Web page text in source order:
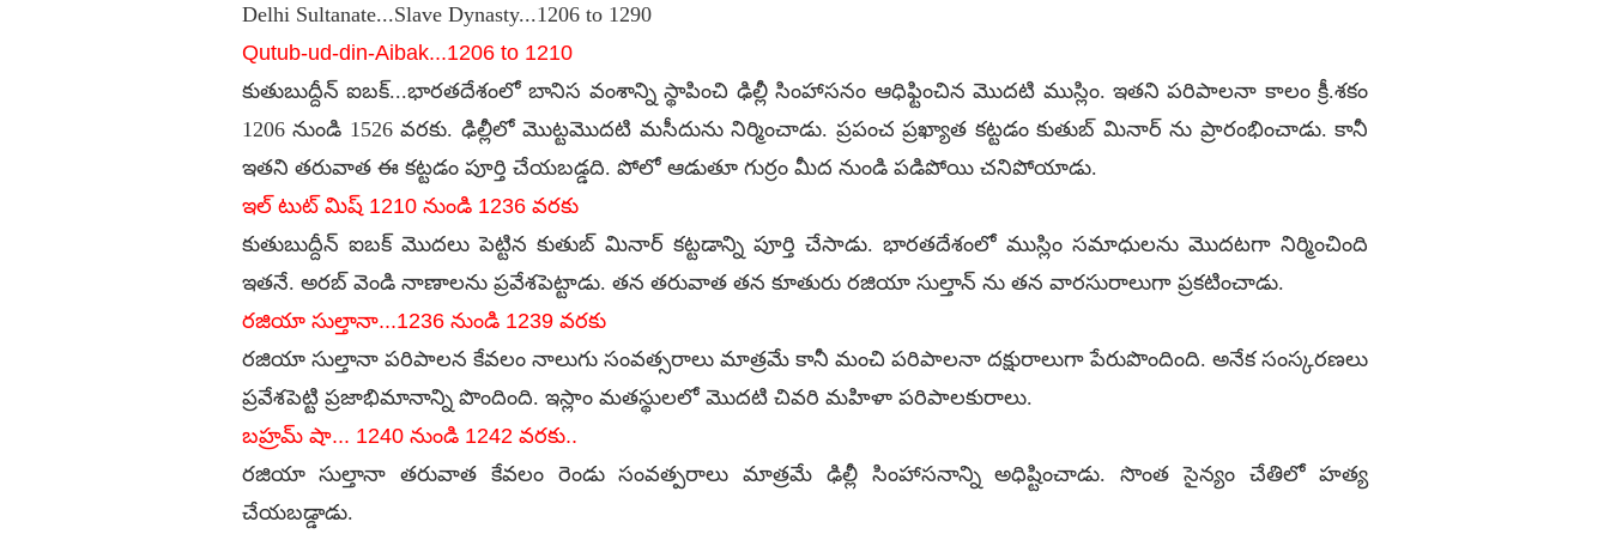
Delhi Sultanate...Slave Dynasty...1206 to 1290
Qutub-ud-din-Aibak...1206 to 1210
కుతుబుద్దీన్ ఐబక్...భారతదేశంలో బానిస వంశాన్ని స్థాపించి ఢిల్లీ సింహాసనం ఆధిఫ్టించిన మొదటి ముస్లిం. ఇతని పరిపాలనా కాలం క్రీ.శకం
1206 నుండి 1526 వరకు. ఢిల్లీలో మొట్టమొదటి మసీదును నిర్మించాడు. ప్రపంచ ప్రఖ్యాత కట్టడం కుతుబ్ మినార్ ను ప్రారంభించాడు. కానీ
ఇతని తరువాత ఈ కట్టడం పూర్తి చేయబడ్డది. పోలో ఆడుతూ గుర్రం మీద నుండి పడిపోయి చనిపోయాడు.
ఇల్ టుట్ మిష్ 1210 నుండి 1236 వరకు
కుతుబుద్దీన్ ఐబక్ మొదలు పెట్టిన కుతుబ్ మినార్ కట్టడాన్ని పూర్తి చేసాడు. భారతదేశంలో ముస్లిం సమాధులను మొదటగా నిర్మించింది
ఇతనే. అరబ్ వెండి నాణాలను ప్రవేశపెట్టాడు. తన తరువాత తన కూతురు రజియా సుల్తాన్ ను తన వారసురాలుగా ప్రకటించాడు.
రజియా సుల్తానా...1236 నుండి 1239 వరకు
రజియా సుల్తానా పరిపాలన కేవలం నాలుగు సంవత్సరాలు మాత్రమే కానీ మంచి పరిపాలనా దక్షురాలుగా పేరుపొందింది. అనేక సంస్కరణలు
ప్రవేశపెట్టి ప్రజాభిమానాన్ని పొందింది. ఇస్లాం మతస్థులలో మొదటి చివరి మహిళా పరిపాలకురాలు.
బహ్రమ్ షా... 1240 నుండి 1242 వరకు..
రజియా సుల్తానా తరువాత కేవలం రెండు సంవత్పరాలు మాత్రమే ఢిల్లీ సింహాసనాన్ని అధిష్టించాడు. సొంత సైన్యం చేతిలో హత్య
చేయబడ్డాడు.